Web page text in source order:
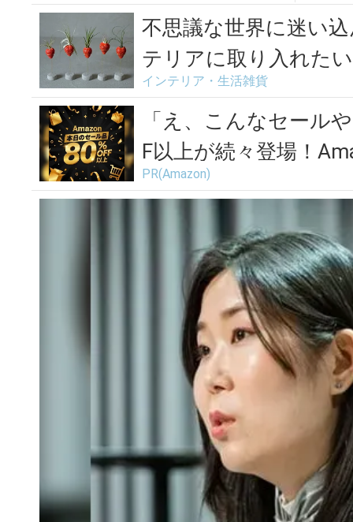
不思議な世界に迷い
テリアに取り入れた
インテリア・生活雑貨
「え、こんなセール
F以上が続々登場！
PR(Amazon)